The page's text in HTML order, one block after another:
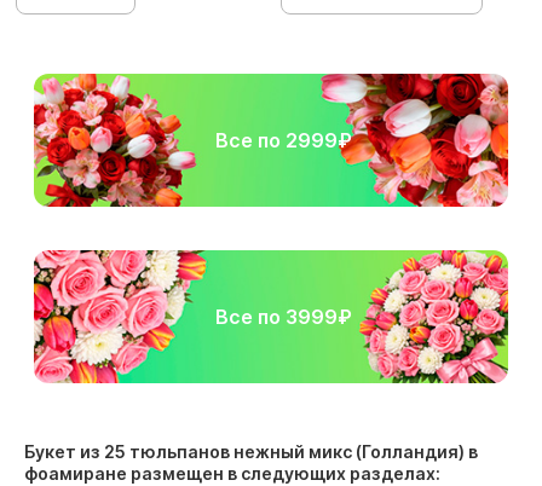
Все по 2999₽
Все по 3999₽
Букет из 25 тюльпанов нежный микс (Голландия) в
фоамиране размещен в следующих разделах: